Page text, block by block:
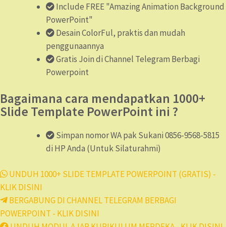
Include FREE "Amazing Animation Background
PowerPoint"
Desain ColorFul, praktis dan mudah
penggunaannya
Gratis Join di Channel Telegram Berbagi
Powerpoint
Bagaimana cara mendapatkan 1000+
Slide Template PowerPoint ini ?
Simpan nomor WA pak Sukani 0856-9568-5815
di HP Anda (Untuk Silaturahmi)
UNDUH 1000+ SLIDE TEMPLATE POWERPOINT (GRATIS) -
KLIK DISINI
BERGABUNG DI CHANNEL TELEGRAM BERBAGI
POWERPOINT - KLIK DISINI